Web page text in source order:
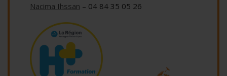
Nacima Ihssan – 04 84 35 05 26